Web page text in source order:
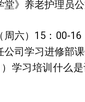
堂》养老护理员
周六）15：00-
公司学习进修部
学习培训什么